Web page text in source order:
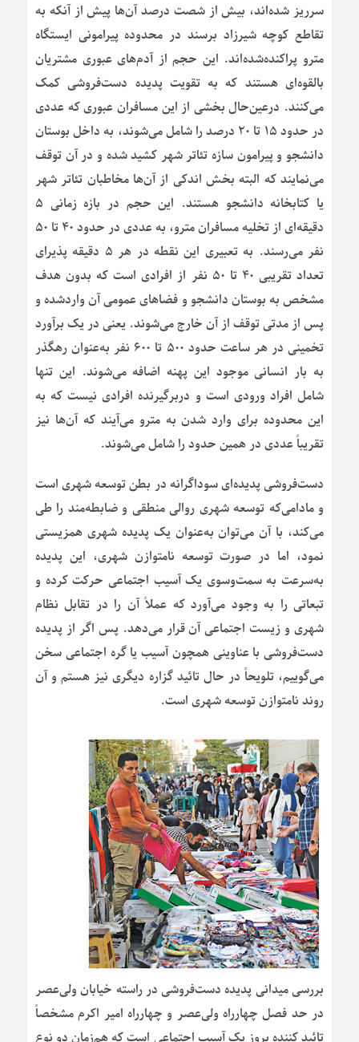
سرریز شده‌اند، بیش از شصت درصد آن‌ها پیش از آنکه به
تقاطع کوچه شیرزاد برسند در محدوده پیرامونی ایستگاه
مترو پراکنده‌شده‌اند. این حجم از آدم‌های عبوری مشتریان
بالقوه‌ای هستند که به تقویت پدیده دست‌فروشی کمک
می‌کنند. درعین‌حال بخشی از این مسافران عبوری که عددی
در حدود ۱۵ تا ۲۰ درصد را شامل می‌شوند، به داخل بوستان
دانشجو و پیرامون سازه تئاتر شهر کشید شده و در آن توقف
می‌نمایند که البته بخش اندکی از آن‌ها مخاطبان تئاتر شهر
یا کتابخانه دانشجو هستند. این حجم در بازه زمانی ۵
دقیقه‌ای از تخلیه مسافران مترو، به عددی در حدود ۴۰ تا ۵۰
نفر می‌رسند. به تعبیری این نقطه در هر ۵ دقیقه پذیرای
تعداد تقریبی ۴۰ تا ۵۰ نفر از افرادی است که بدون هدف
مشخص به بوستان دانشجو و فضاهای عمومی آن واردشده و
پس از مدتی توقف از آن خارج می‌شوند. یعنی در یک برآورد
تخمینی در هر ساعت حدود ۵۰۰ تا ۶۰۰ نفر به‌عنوان رهگذر
به بار انسانی موجود این پهنه اضافه می‌شوند. این تنها
شامل افراد ورودی است و دربرگیرنده افرادی نیست که به
این محدوده برای وارد شدن به مترو می‌آیند که آن‌ها نیز
تقریباً عددی در همین حدود را شامل می‌شوند.
دست‌فروشی پدیده‌ای سوداگرانه در بطن توسعه شهری است
و مادامی‌که توسعه شهری روالی منطقی و ضابطه‌مند را طی
می‌کند، با آن می‌توان به‌عنوان یک پدیده شهری همزیستی
نمود، اما در صورت توسعه نامتوازن شهری، این پدیده
به‌سرعت به سمت‌وسوی یک آسیب اجتماعی حرکت کرده و
تبعاتی را به وجود می‌آورد که عملاً آن را در تقابل نظام
شهری و زیست اجتماعی آن قرار می‌دهد. پس اگر از پدیده
دست‌فروشی با عناوینی همچون آسیب یا گره اجتماعی سخن
می‌گوییم، تلویحاً در حال تائید گزاره دیگری نیز هستم و آن
روند نامتوازن توسعه شهری است.
بررسی میدانی پدیده دست‌فروشی در راسته خیابان ولی‌عصر
در حد فصل چهارراه ولی‌عصر و چهارراه امیر اکرم مشخصاً
تائید کننده بروز یک آسیب اجتماعی است که هم‌زمان دو نوع